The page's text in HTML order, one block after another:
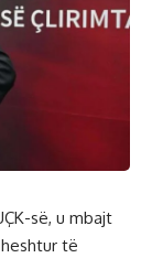
së, u mbajt
të